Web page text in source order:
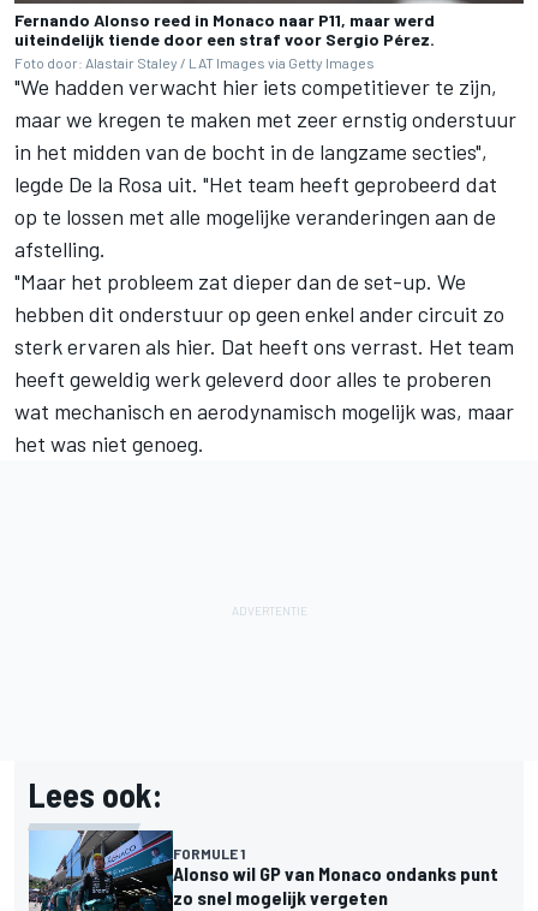
Fernando Alonso reed in Monaco naar P11, maar werd
uiteindelijk tiende door een straf voor Sergio Pérez.
Foto door: Alastair Staley / LAT Images via Getty Images
"We hadden verwacht hier iets competitiever te zijn,
maar we kregen te maken met zeer ernstig onderstuur
in het midden van de bocht in de langzame secties",
legde De la Rosa uit. "Het team heeft geprobeerd dat
op te lossen met alle mogelijke veranderingen aan de
afstelling.
"Maar het probleem zat dieper dan de set-up. We
hebben dit onderstuur op geen enkel ander circuit zo
sterk ervaren als hier. Dat heeft ons verrast. Het team
heeft geweldig werk geleverd door alles te proberen
wat mechanisch en aerodynamisch mogelijk was, maar
het was niet genoeg.
Lees ook:
FORMULE 1
Alonso wil GP van Monaco ondanks punt
zo snel mogelijk vergeten